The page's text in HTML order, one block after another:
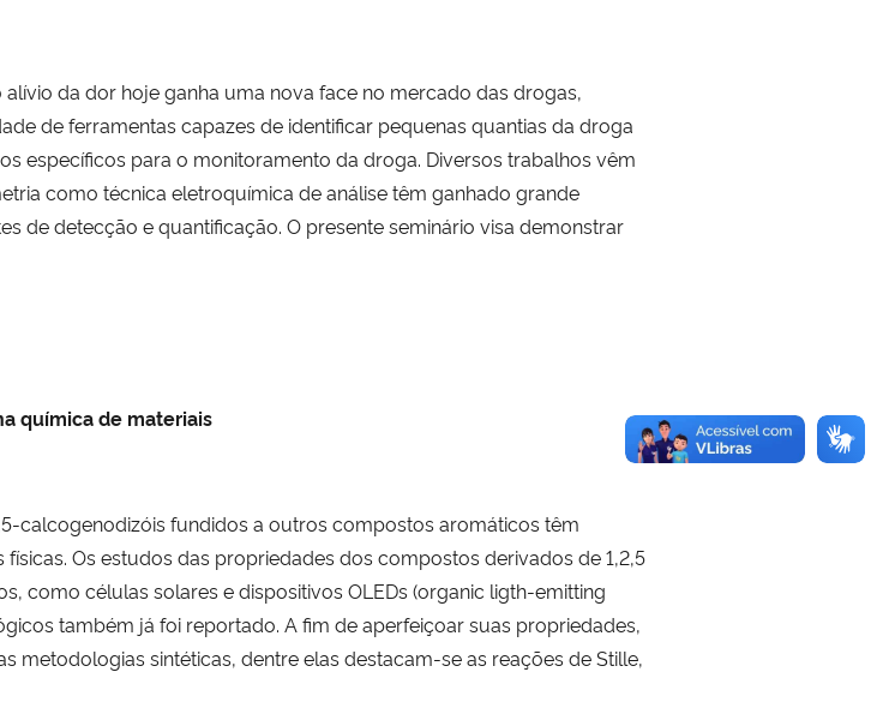
da dor hoje ganha uma nova face no mercado das drogas,
de ferramentas capazes de identificar pequenas quantias da droga
específicos para o monitoramento da droga. Diversos trabalhos vêm
como técnica eletroquímica de análise têm ganhado grande
de detecção e quantificação. O presente seminário visa demonstrar
química de materiais
calcogenodizóis fundidos a outros compostos aromáticos têm
Os estudos das propriedades dos compostos derivados de 1,2,5
como células solares e dispositivos OLEDs (organic ligth-emitting
também já foi reportado. A fim de aperfeiçoar suas propriedades,
sintéticas, dentre elas destacam-se as reações de Stille,